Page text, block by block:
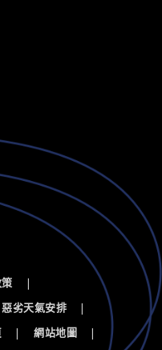
|
惡劣天氣安排
|
| 網站地圖
|